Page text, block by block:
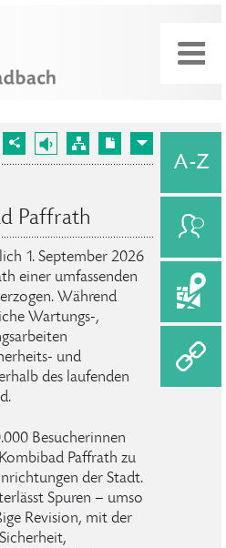
Paffrath
1. September 2026
einer umfassenden
Während
Wartungs-,
und
des laufenden
Besucherinnen
Paffrath zu
der Stadt.
Spuren – umso
Revision, mit der